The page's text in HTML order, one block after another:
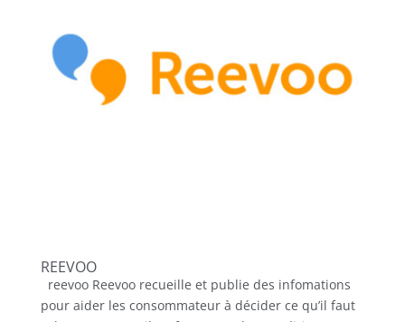
REEVOO
reevoo Reevoo recueille et publie des infomations
pour aider les consommateur à décider ce qu’il faut